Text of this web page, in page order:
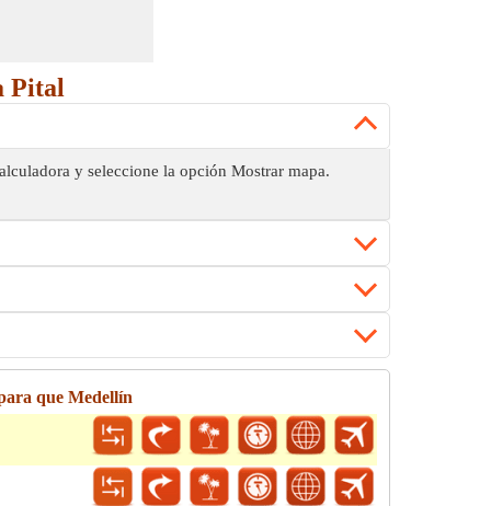
Pital
y seleccione la opción Mostrar mapa.
que Medellín